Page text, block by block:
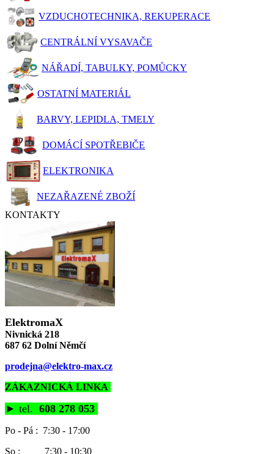
VZDUCHOTECHNIKA, REKUPERACE
CENTRÁLNÍ VYSAVAČE
NÁŘADÍ, TABULKY, POMŮCKY
OSTATNÍ MATERIÁL
BARVY, LEPIDLA, TMELY
DOMÁCÍ SPOTŘEBIČE
ELEKTRONIKA
NEZAŘAZENÉ ZBOŽÍ
KONTAKTY
ElektromaX
Nivnická 218
687 62 Dolní Němčí
prodejna@elektro-max.cz
ZÁKAZNICKÁ LINKA
► tel. 608 278 053
Po - Pá : 7:30 - 17:00
So : 7:30 - 10:30